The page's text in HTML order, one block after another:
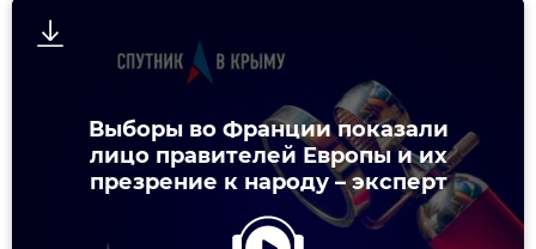
Выборы во Франции показали
лицо правителей Европы и их
презрение к народу – эксперт